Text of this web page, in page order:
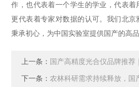
作，也代表着一个学生的学业，代表着
更代表着专家对数据的认可。我们北
秉承初心，为中国实验室提供国产的高品
上一条： 国产高精度光合仪品牌推荐｜口碑出众、数
下一条： 农林科研需求持续释放，国产光合荧光仪市场稳步增长，雅